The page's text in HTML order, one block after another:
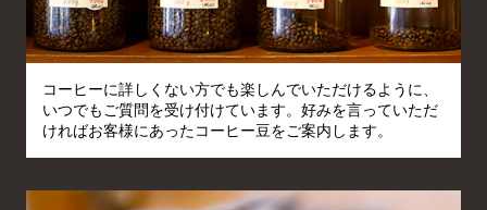
コーヒーに詳しくない方でも楽しんでいただけるように、
いつでもご質問を受け付けています。好みを言っていただ
ければお客様にあったコーヒー豆をご案内します。